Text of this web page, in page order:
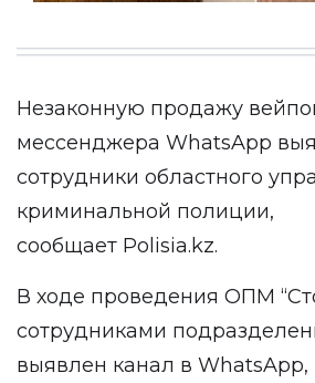
Незаконную продажу
мессенджера WhatsApp
сотрудники областного
криминальной полиции,
сообщает Polisia.kz.
В ходе проведения ОПМ
сотрудниками
выявлен канал в WhatsApp,